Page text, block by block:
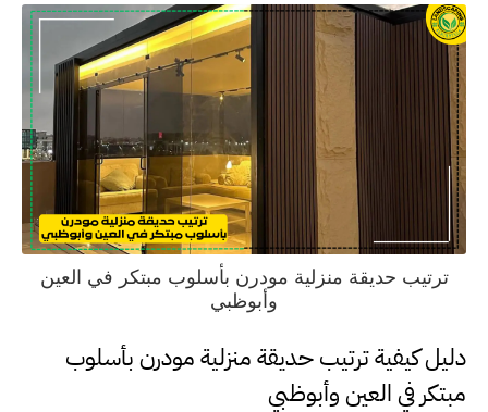
ترتيب حديقة منزلية مودرن بأسلوب مبتكر في العين
وأبوظبي
دليل كيفية ترتيب حديقة منزلية مودرن بأسلوب
مبتكر في العين وأبوظبي